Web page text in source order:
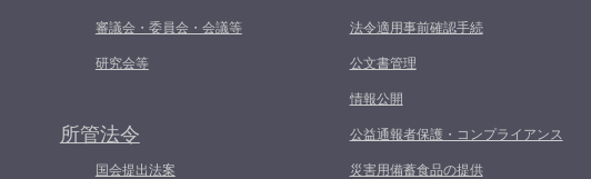
審議会・委員会・会議等
研究会等
所管法令
国会提出法案
法令適用事前確認手続
公文書管理
情報公開
公益通報者保護・コンプライアンス
災害用備蓄食品の提供